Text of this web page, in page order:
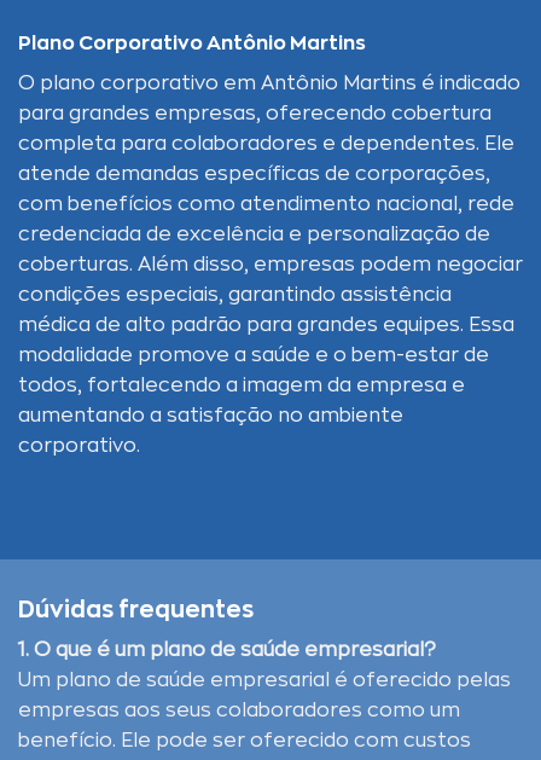
Plano Corporativo Antônio Martins
O plano corporativo em Antônio Martins é indicado
para grandes empresas, oferecendo cobertura
completa para colaboradores e dependentes. Ele
atende demandas específicas de corporações,
com benefícios como atendimento nacional, rede
credenciada de excelência e personalização de
coberturas. Além disso, empresas podem negociar
condições especiais, garantindo assistência
médica de alto padrão para grandes equipes. Essa
modalidade promove a saúde e o bem-estar de
todos, fortalecendo a imagem da empresa e
aumentando a satisfação no ambiente
corporativo.
Dúvidas frequentes
1. O que é um plano de saúde empresarial?
Um plano de saúde empresarial é oferecido pelas
empresas aos seus colaboradores como um
benefício. Ele pode ser oferecido com custos